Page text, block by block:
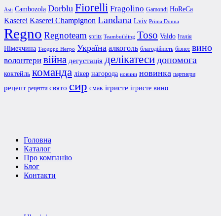
Asti Cambozola Dorblu Fiorelli Fragolino Gamondi HoReCa
Kaserei Kaserei Champignon Landana Lviv Prima Donna
Regno Regnoteam spritz Teambuilding Toso Valdo Італія
Німеччина Теодоро Негро Україна алкоголь благодійність бізнес вино
волонтери війна дегустація делікатеси допомога
коктейль команда лікер нагорода новини новинка партнери
рецепт рецепти свято сир смак ігристе ігристе вино
Головна
Каталог
Про компанію
Блог
Контакти